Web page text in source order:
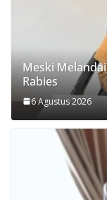
Meski
Rabies
6 Agustus 2026